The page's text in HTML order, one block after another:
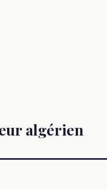
algérien